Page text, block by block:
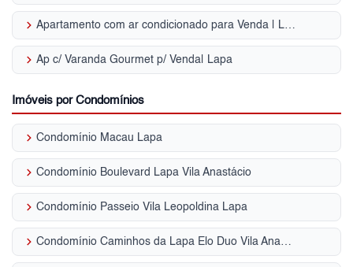
keyboard_arrow_right Apartamento com ar condicionado para Venda | Lapa
keyboard_arrow_right Ap c/ Varanda Gourmet p/ Venda| Lapa
Imóveis por Condomínios
keyboard_arrow_right Condomínio Macau Lapa
keyboard_arrow_right Condomínio Boulevard Lapa Vila Anastácio
keyboard_arrow_right Condomínio Passeio Vila Leopoldina Lapa
keyboard_arrow_right Condomínio Caminhos da Lapa Elo Duo Vila Anastácio